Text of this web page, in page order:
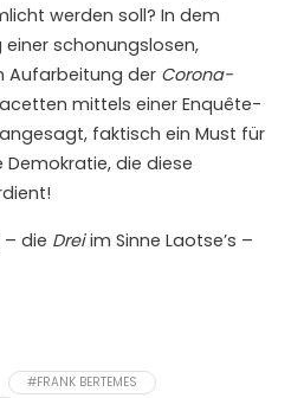
werden soll? In dem
einer schonungslosen,
Aufarbeitung der Corona-
mittels einer Enquête-
faktisch ein Must für
die diese
– die Dreiim Sinne Laotse’s –
#FRANK BERTEMES